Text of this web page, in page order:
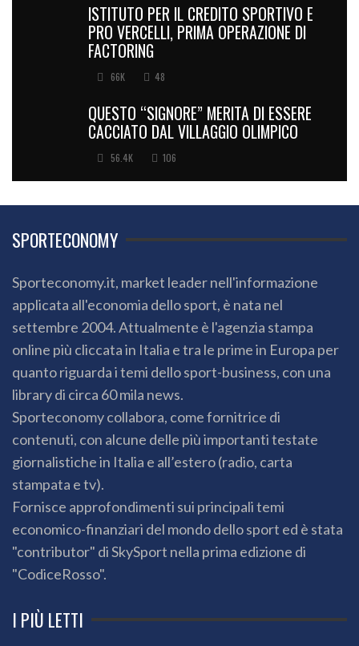
ISTITUTO PER IL CREDITO SPORTIVO E
PRO VERCELLI, PRIMA OPERAZIONE DI
FACTORING
66K 48
QUESTO “SIGNORE” MERITA DI ESSERE
CACCIATO DAL VILLAGGIO OLIMPICO
56.4K 106
SPORTECONOMY
Sporteconomy.it, market leader nell'informazione
applicata all'economia dello sport, è nata nel
settembre 2004. Attualmente è l'agenzia stampa
online più cliccata in Italia e tra le prime in Europa per
quanto riguarda i temi dello sport-business, con una
library di circa 60 mila news.
Sporteconomy collabora, come fornitrice di
contenuti, con alcune delle più importanti testate
giornalistiche in Italia e all’estero (radio, carta
stampata e tv).
Fornisce approfondimenti sui principali temi
economico-finanziari del mondo dello sport ed è stata
"contributor" di SkySport nella prima edizione di
"CodiceRosso".
I PIÙ LETTI